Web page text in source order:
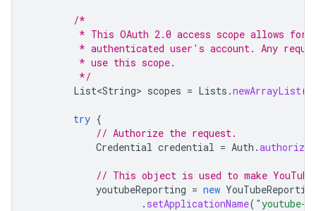
/*
* This OAuth 2.0 access scope allows for
* authenticated user's account. Any
         * use this scope.
         */
List<String> scopes = Lists .newArrayList(
try {
// Authorize the request.
Credential credential = Auth .authorize
// This object is used to make
youtubeReporting = new
. setApplicationName( "youtube-